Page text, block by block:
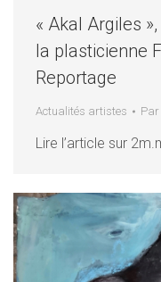
« Akal Argiles
la plasticienne
Reportage
Actualités artistes Par
Lire l’article sur